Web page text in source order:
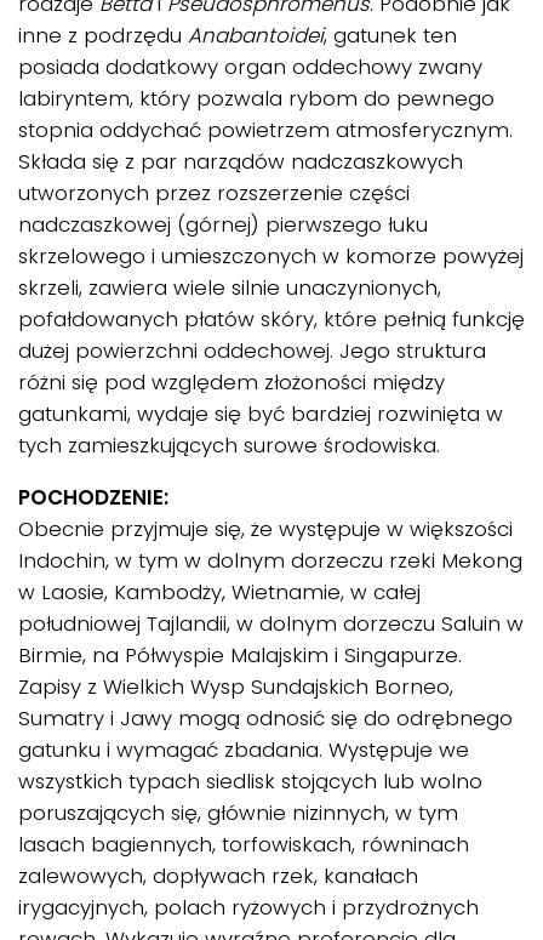
inne z podrzędu Anabantoidei, gatunek ten
posiada dodatkowy organ oddechowy zwany
labiryntem, który pozwala rybom do pewnego
stopnia oddychać powietrzem atmosferycznym.
Składa się z par narządów nadczaszkowych
utworzonych przez rozszerzenie części
nadczaszkowej (górnej) pierwszego łuku
skrzelowego i umieszczonych w komorze powyżej
skrzeli, zawiera wiele silnie unaczynionych,
pofałdowanych płatów skóry, które pełnią funkcję
dużej powierzchni oddechowej. Jego struktura
różni się pod względem złożoności między
gatunkami, wydaje się być bardziej rozwinięta w
tych zamieszkujących surowe środowiska.
POCHODZENIE:
Obecnie przyjmuje się, że występuje w większości
Indochin, w tym w dolnym dorzeczu rzeki Mekong
w Laosie, Kambodży, Wietnamie, w całej
południowej Tajlandii, w dolnym dorzeczu Saluin w
Birmie, na Półwyspie Malajskim i Singapurze.
Zapisy z Wielkich Wysp Sundajskich Borneo,
Sumatry i Jawy mogą odnosić się do odrębnego
gatunku i wymagać zbadania. Występuje we
wszystkich typach siedlisk stojących lub wolno
poruszających się, głównie nizinnych, w tym
lasach bagiennych, torfowiskach, równinach
zalewowych, dopływach rzek, kanałach
irygacyjnych, polach ryżowych i przydrożnych